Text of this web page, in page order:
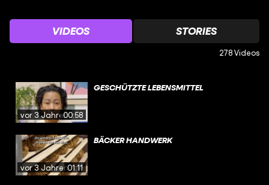
VIDEOS STORIES
278 Videos
vor 3 Jahren00:58
GESCHÜTZTE LEBENSMITTEL
vor 3 Jahren01:11
BÄCKER HANDWERK